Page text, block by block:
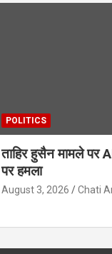
POLITICS
ताहिर हुसैन मामले पर
पर हमला
August 3, 2026 Chati